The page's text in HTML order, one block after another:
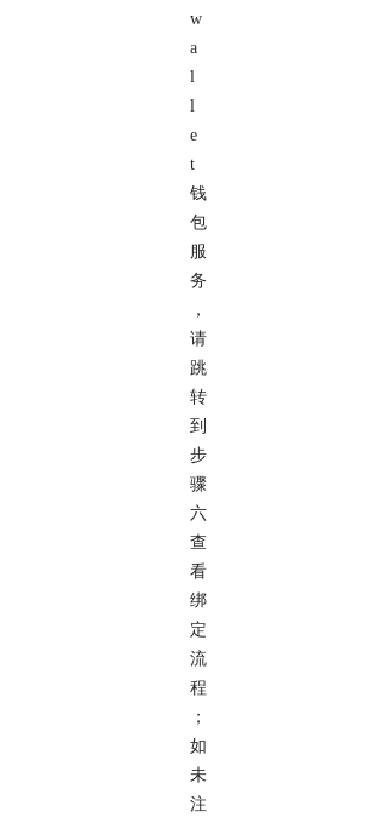
w
a
l
l
e
t
钱
包
服
务
，
请
跳
转
到
步
骤
六
查
看
绑
定
流
程
；
如
未
注